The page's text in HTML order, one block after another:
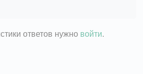
ответов нужно войти.